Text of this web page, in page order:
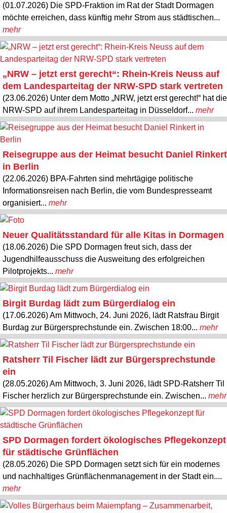
(01.07.2026) Die SPD-Fraktion im Rat der Stadt Dormagen
möchte erreichen, dass künftig mehr Strom aus städtischen...
mehr
„NRW – jetzt erst gerecht“: Rhein-Kreis Neuss auf
dem Landesparteitag der NRW-SPD stark vertreten
(23.06.2026) Unter dem Motto „NRW, jetzt erst gerecht!“ hat die
NRW-SPD auf ihrem Landesparteitag in Düsseldorf... mehr
Reisegruppe aus der Heimat besucht Daniel Rinkert
in Berlin
(22.06.2026) BPA-Fahrten sind mehrtägige politische
Informationsreisen nach Berlin, die vom Bundespresseamt
organisiert... mehr
Neuer Qualitätsstandard für alle Kitas in Dormagen
(18.06.2026) Die SPD Dormagen freut sich, dass der
Jugendhilfeausschuss die Ausweitung des erfolgreichen
Pilotprojekts... mehr
Birgit Burdag lädt zum Bürgerdialog ein
(17.06.2026) Am Mittwoch, 24. Juni 2026, lädt Ratsfrau Birgit
Burdag zur Bürgersprechstunde ein. Zwischen 18:00... mehr
Ratsherr Til Fischer lädt zur Bürgersprechstunde
ein
(28.05.2026) Am Mittwoch, 3. Juni 2026, lädt SPD-Ratsherr Til
Fischer herzlich zur Bürgersprechstunde ein. Zwischen... mehr
SPD Dormagen fordert ökologisches Pflegekonzept
für städtische Grünflächen
(28.05.2026) Die SPD Dormagen setzt sich für ein modernes
und nachhaltiges Grünflächenmanagement in der Stadt ein....
mehr